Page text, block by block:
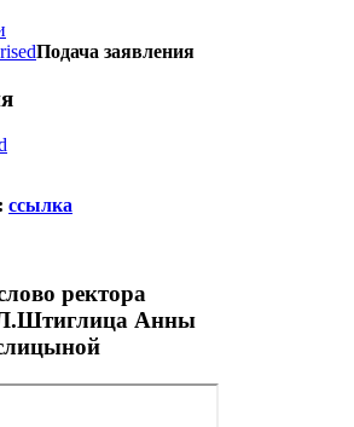
Подача заявления
ссылка
ректора
Анны